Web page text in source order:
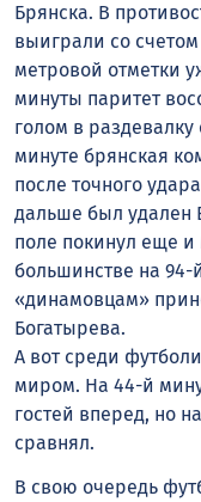
Брянска. В
выиграли со
метровой отметки
минуты паритет
голом в
минуте брянская
после точного
дальше был удален
поле покинул еще
большинстве на
«динамовцам»
Богатырева.
А вот среди
миром. На 44-й
гостей вперед, но
сравнял.
В свою очередь